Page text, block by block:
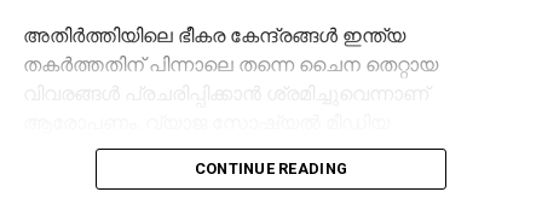
UP NEXT
പസ്വാന്‍; തിരശീല വീഴുന്നത് അരനൂറ്റാണ്ടിന്റെ
രാഷ്ട്രീയ ജീവിതത്തിന്
കൊറോണ വൈറസ് ഒമ്പതു മണിക്കൂറില്‍
അധികം നേരം മനുഷ്യ ശരീരത്തില്‍
നിലനില്‍ക്കും
അതിര്‍ത്തിയിലെ ഭീകര കേന്ദ്രങ്ങള്‍ ഇന്ത്യ
തകര്‍ത്തതിന് പിന്നാലെ തന്നെ ചൈന തെറ്റായ
വിവരങ്ങള്‍ പ്രചരിപ്പിക്കാന്‍ ശ്രമിച്ചുവെന്നാണ്
അക്കൗണ്ടുകളും ടിക് ടോക്ക് പോലുള്ള
പ്ലാറ്റ്ഫോമുകളും ഉപയോഗിച്ചാണ് ഈ പ്രചാരണ
CONTINUE READING